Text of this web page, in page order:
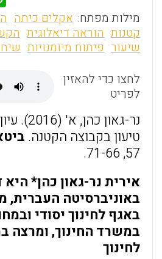
מילות מפתח: אקלים כיתה
קטנות הוראה דיאלוגית
שיעור פיתוח מיומנויות
לחצו כדי להאזין
לפריט
נר-גאון
טיעון בקבוצה הקטנה.
57, 71-66.
אירית נר-גאון כהן*
באוניברסיטה העברית,
באגף לחינוך יסודי
במשרד החינוך, ומרצה
לחינוך